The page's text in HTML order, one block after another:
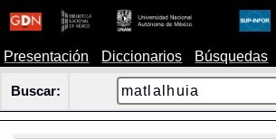
Presentación Diccionarios Búsquedas
Buscar: